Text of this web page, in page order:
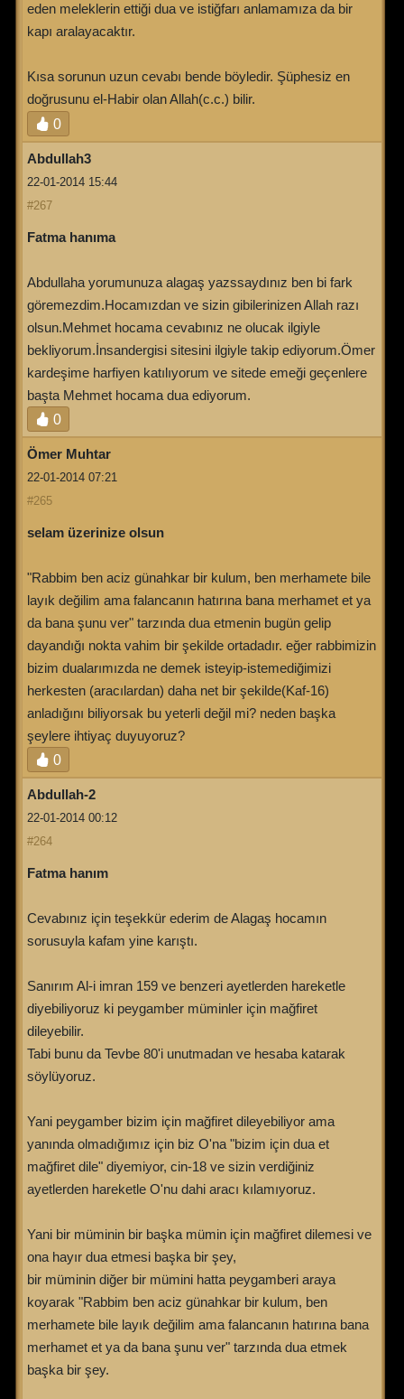
eden meleklerin ettiği dua ve istiğfarı anlamamıza da bir
kapı aralayacaktır.
Kısa sorunun uzun cevabı bende böyledir. Şüphesiz en
doğrusunu el-Habir olan Allah(c.c.) bilir.
0
Abdullah3
22-01-2014 15:44
#267
Fatma hanıma
Abdullaha yorumunuza alagaş yazssaydınız ben bi fark
göremezdim.Hocamızdan ve sizin gibilerinizen Allah razı
olsun.Mehmet hocama cevabınız ne olucak ilgiyle
bekliyorum.İnsandergisi sitesini ilgiyle takip ediyorum.Ömer
kardeşime harfiyen katılıyorum ve sitede emeği geçenlere
başta Mehmet hocama dua ediyorum.
0
Ömer Muhtar
22-01-2014 07:21
#265
selam üzerinize olsun
"Rabbim ben aciz günahkar bir kulum, ben merhamete bile
layık değilim ama falancanın hatırına bana merhamet et ya
da bana şunu ver" tarzında dua etmenin bugün gelip
dayandığı nokta vahim bir şekilde ortadadır. eğer rabbimizin
bizim dualarımızda ne demek isteyip-istemediğimizi
herkesten (aracılardan) daha net bir şekilde(Kaf-16)
anladığını biliyorsak bu yeterli değil mi? neden başka
şeylere ihtiyaç duyuyoruz?
0
Abdullah-2
22-01-2014 00:12
#264
Fatma hanım
Cevabınız için teşekkür ederim de Alagaş hocamın
sorusuyla kafam yine karıştı.
Sanırım Al-i imran 159 ve benzeri ayetlerden hareketle
diyebiliyoruz ki peygamber müminler için mağfiret
dileyebilir.
Tabi bunu da Tevbe 80'i unutmadan ve hesaba katarak
söylüyoruz.
Yani peygamber bizim için mağfiret dileyebiliyor ama
yanında olmadığımız için biz O'na "bizim için dua et
mağfiret dile" diyemiyor, cin-18 ve sizin verdiğiniz
ayetlerden hareketle O'nu dahi aracı kılamıyoruz.
Yani bir müminin bir başka mümin için mağfiret dilemesi ve
ona hayır dua etmesi başka bir şey,
bir müminin diğer bir mümini hatta peygamberi araya
koyarak "Rabbim ben aciz günahkar bir kulum, ben
merhamete bile layık değilim ama falancanın hatırına bana
merhamet et ya da bana şunu ver" tarzında dua etmek
başka bir şey.